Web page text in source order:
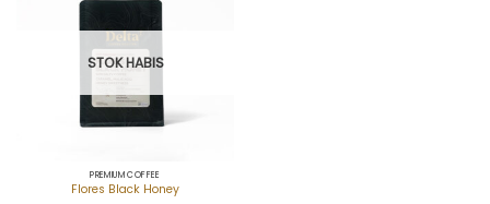
STOK HABIS
PREMIUM COFFEE
Flores Black Honey